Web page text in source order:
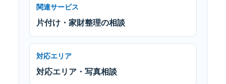
関連サービス
片付け・家財整理の相談
対応エリア
対応エリア・写真相談